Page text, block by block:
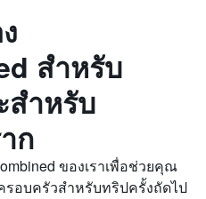
สำหรับ
สำหรับ
ก
ของเราเพื่อช่วยคุณ
อบครัวสำหรับทริปครั้งถัดไป